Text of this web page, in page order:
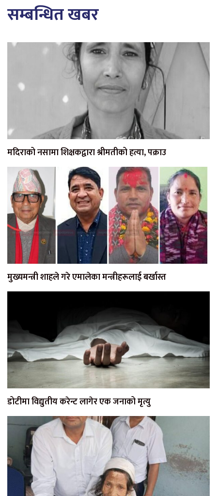
सम्बन्धित खबर
मदिराको नसामा शिक्षकद्वारा श्रीमतीको हत्या, पक्राउ
मुख्यमन्त्री शाहले गरे एमालेका मन्त्रीहरूलाई बर्खास्त
डोटीमा विद्युतीय करेन्ट लागेर एक जनाको मृत्यु